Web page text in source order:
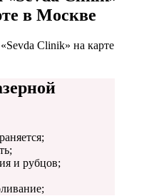
в Москве
Clinik» на карте
и рубцов;